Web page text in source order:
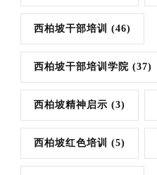
西柏坡干部培训 (46)
西柏坡干部培训学院 (37)
西柏坡精神启示 (3)
西柏坡红色培训 (5)